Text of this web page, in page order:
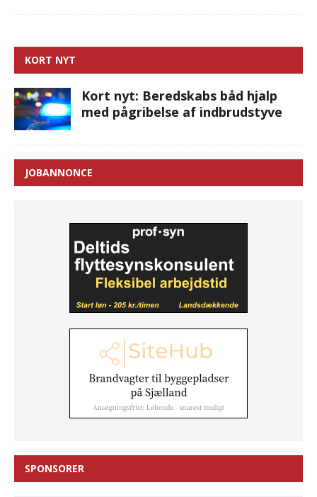
KORT NYT
Kort nyt: Beredskabs båd hjalp
med pågribelse af indbrudstyve
JOBANNONCE
SPONSORER